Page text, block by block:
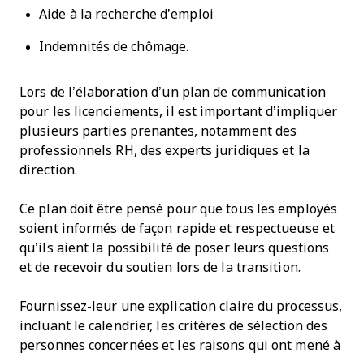
Aide à la recherche d’emploi
Indemnités de chômage.
Lors de l’élaboration d’un plan de communication
pour les licenciements, il est important d’impliquer
plusieurs parties prenantes, notamment des
professionnels RH, des experts juridiques et la
direction.
Ce plan doit être pensé pour que tous les employés
soient informés de façon rapide et respectueuse et
qu’ils aient la possibilité de poser leurs questions
et de recevoir du soutien lors de la transition.
Fournissez-leur une explication claire du processus,
incluant le calendrier, les critères de sélection des
personnes concernées et les raisons qui ont mené à